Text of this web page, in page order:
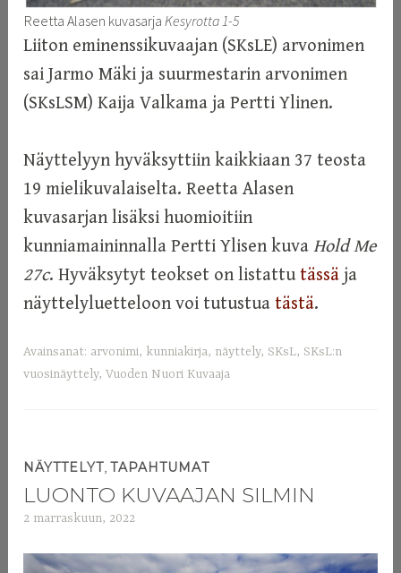
Reetta Alasen kuvasarja Kesyrotta 1-5
Liiton eminenssikuvaajan (SKsLE) arvonimen
sai Jarmo Mäki ja suurmestarin arvonimen
(SKsLSM) Kaija Valkama ja Pertti Ylinen.
Näyttelyyn hyväksyttiin kaikkiaan 37 teosta
19 mielikuvalaiselta. Reetta Alasen
kuvasarjan lisäksi huomioitiin
kunniamaininnalla Pertti Ylisen kuvaHold Me
27c. Hyväksytyt teokset on listattutässä ja
näyttelyluetteloon voi tutustuatästä.
Avainsanat: arvonimi, kunniakirja, näyttely, SKsL, SKsL:n
vuosinäyttely,Vuoden Nuori Kuvaaja
NÄYTTELYT,TAPAHTUMAT
LUONTO KUVAAJAN SILMIN
2 marraskuun, 2022
m